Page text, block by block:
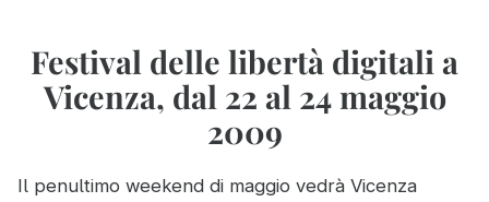
OSMit
a
Padova
Festival delle libertà digitali a
Vicenza, dal 22 al 24 maggio
2009
Il penultimo weekend di maggio vedrà Vicenza